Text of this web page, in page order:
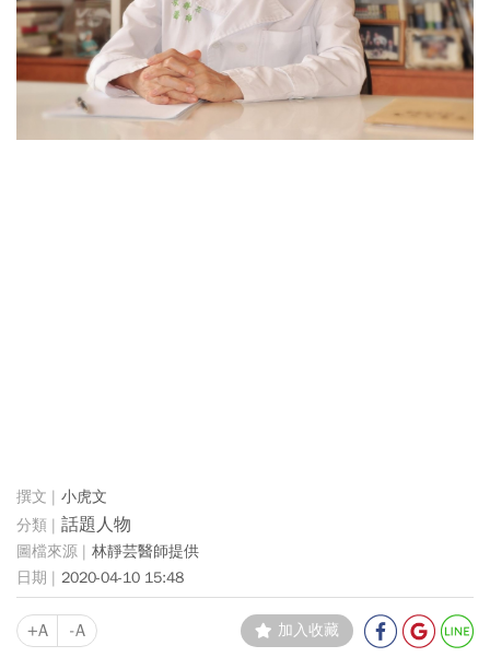
小虎文
話題人物
林靜芸醫師提供
2020-04-10 15:48
+A -A 加入收藏